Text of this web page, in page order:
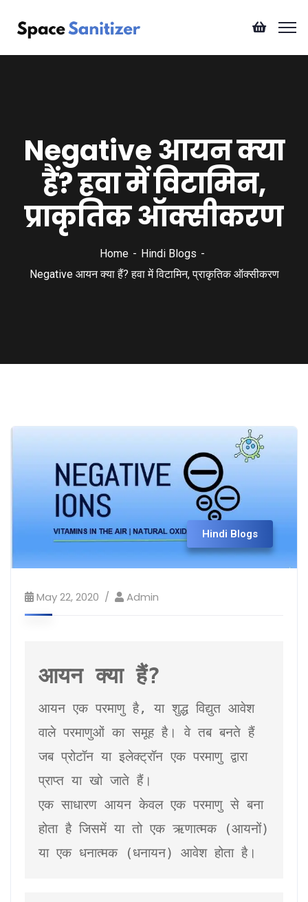
Negative आयन क्या
हैं? हवा में विटामिन,
प्राकृतिक ऑक्सीकरण
Home
Hindi Blogs
Negative आयन क्या हैं? हवा में विटामिन, प्राकृतिक ऑक्सीकरण
Hindi Blogs
May 22, 2020 Admin
आयन क्या हैं?
आयन एक परमाणु है, या शुद्ध विद्युत आवेश
वाले परमाणुओं का समूह है। वे तब बनते हैं
जब प्रोटॉन या इलेक्ट्रॉन एक परमाणु द्वारा
प्राप्त या खो जाते हैं।
एक साधारण आयन केवल एक परमाणु से बना
होता है जिसमें या तो एक ऋणात्मक (आयनों)
या एक धनात्मक (धनायन) आवेश होता है।